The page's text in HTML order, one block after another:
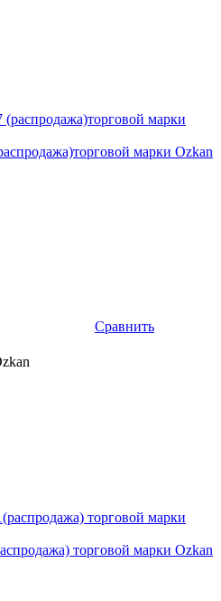
марки Ozkan
Сравнить
торговой марки Ozkan